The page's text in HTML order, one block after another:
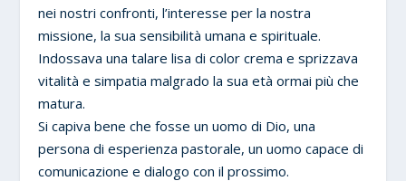
nei nostri confronti, l’interesse per la nostra
missione, la sua sensibilità umana e spirituale.
Indossava una talare lisa di color crema e sprizzava
vitalità e simpatia malgrado la sua età ormai più che
matura.
Si capiva bene che fosse un uomo di Dio, una
persona di esperienza pastorale, un uomo capace di
comunicazione e dialogo con il prossimo.